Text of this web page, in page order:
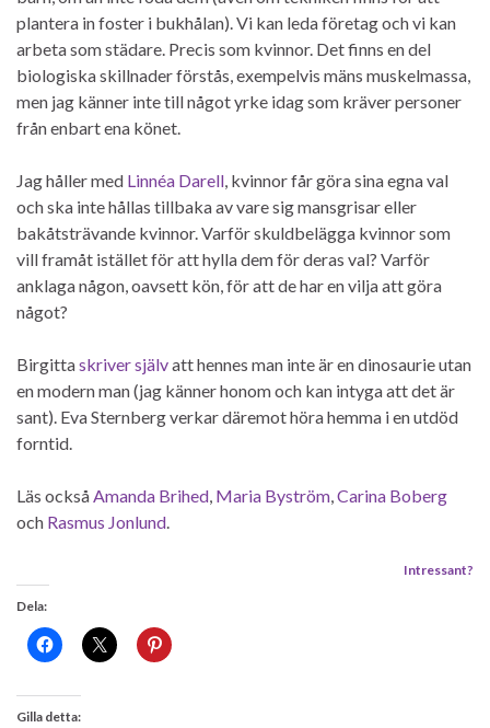
plantera in foster i bukhålan). Vi kan leda företag och vi kan
arbeta som städare. Precis som kvinnor. Det finns en del
biologiska skillnader förstås, exempelvis mäns muskelmassa,
men jag känner inte till något yrke idag som kräver personer
från enbart ena könet.
Jag håller med Linnéa Darell, kvinnor får göra sina egna val
och ska inte hållas tillbaka av vare sig mansgrisar eller
bakåtsträvande kvinnor. Varför skuldbelägga kvinnor som
vill framåt istället för att hylla dem för deras val? Varför
anklaga någon, oavsett kön, för att de har en vilja att göra
något?
Birgittaskriver självatt hennes man inte är en dinosaurie utan
en modern man (jag känner honom och kan intyga att det är
sant). Eva Sternberg verkar däremot höra hemma i en utdöd
forntid.
Läs ocksåAmanda Brihed, Maria Byström,Carina Boberg
och Rasmus Jonlund.
Intressant?
Dela:
Gilla detta: